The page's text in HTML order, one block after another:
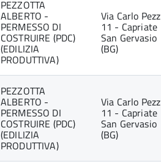
PEZZOTTA
ALBERTO -
PERMESSO DI
COSTRUIRE (PDC)
(EDILIZIA
PRODUTTIVA)
Via Carlo
11 - Capriate
San Gervasio
(BG)
PEZZOTTA
ALBERTO -
PERMESSO DI
COSTRUIRE (PDC)
(EDILIZIA
PRODUTTIVA)
Via Carlo
11 - Capriate
San Gervasio
(BG)